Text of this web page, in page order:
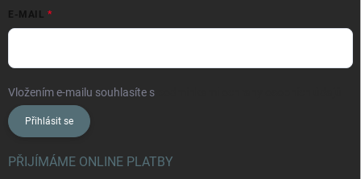
E-MAIL
Vložením e-mailu souhlasíte s
Přihlásit se
PŘIJÍMÁME ONLINE PLATBY